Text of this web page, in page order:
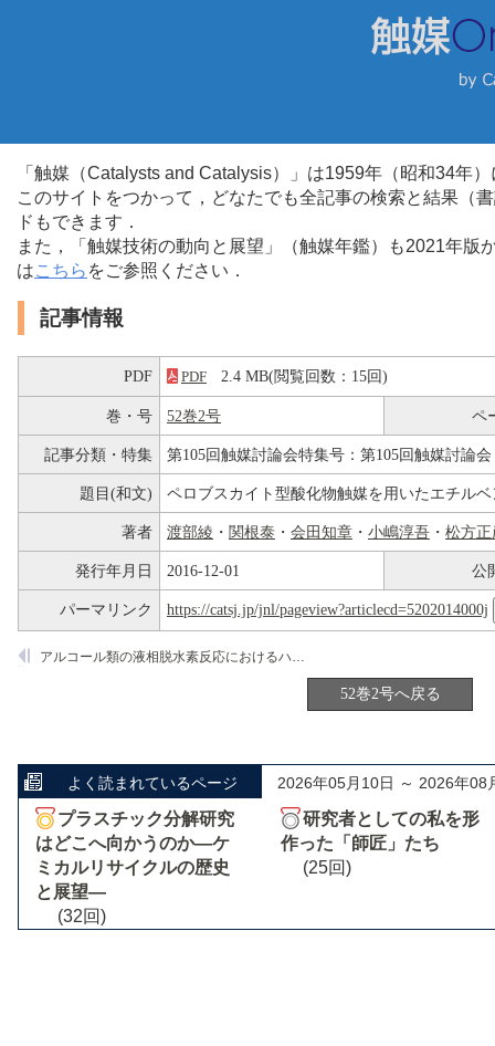
「触媒（Catalysts and Catalysis）」は1959年（昭和34年
このサイトをつかって，どなたでも全記事の検索と結果（
ドもできます．
また，「触媒技術の動向と展望」（触媒年鑑）も2021年
はこちら をご参照ください．
記事情報
PDF PDF 2.4 MB(閲覧回数：15回)
巻・号 52巻2号 ペ
記事分類・特集 第105回触媒討論会特集号：第105回触媒討論会
題目(和文) ペロブスカイト型酸化物触媒を用いたエチル
著者 渡部綾 ・ 関根泰 ・ 会田知章 ・ 小嶋淳吾 ・ 松方正
発行年月日 2016-12-01 公
パーマリンク https://catsj.jp/jnl/pageview?articlecd=5202014000j
アルコール類の液相脱水素反応におけるハイドロタルサイト固定化銅ナノ粒子触媒の開発
52巻2号へ戻る
よく読まれているページ 2026年05月10日 ～ 2026年08
プラスチック分解研究
はどこへ向かうのか―ケ
ミカルリサイクルの歴史
と展望―
(32回)
研究者としての私を形
作った「師匠」たち
(25回)